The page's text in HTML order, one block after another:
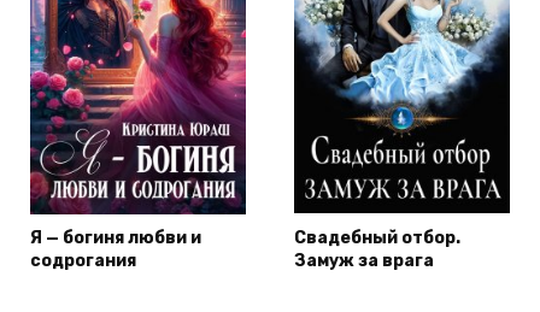
Я — богиня любви и
содрогания
Свадебный отбор.
Замуж за врага